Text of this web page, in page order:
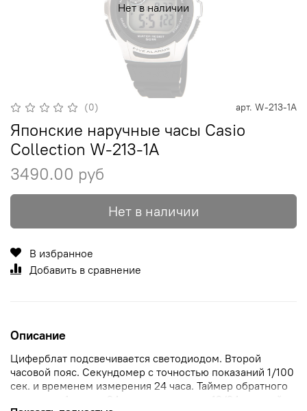
Нет в наличии
(0) арт. W-213-1A
Японские наручные часы Casio
Collection W-213-1A
3490.00 руб
Нет в наличии
В избранное
Добавить в сравнение
Описание
Циферблат подсвечивается светодиодом. Второй
часовой пояс. Секундомер с точностью показаний 1/100
сек. и временем измерения 24 часа. Таймер обратного
отсчета от 1мин до 24ч с автоповтором. 12/24 часовой